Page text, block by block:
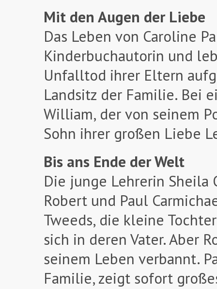
Mit den Augen der Liebe
Das Leben von Caroline
Kinderbuchautorin und
Unfalltod ihrer Eltern
Landsitz der Familie. Bei
William, der von seinem
Sohn ihrer großen Liebe
Bis ans Ende der Welt
Die junge Lehrerin Sheila
Robert und Paul
Tweeds, die kleine
sich in deren Vater. Aber
seinem Leben verbannt.
Familie, zeigt sofort